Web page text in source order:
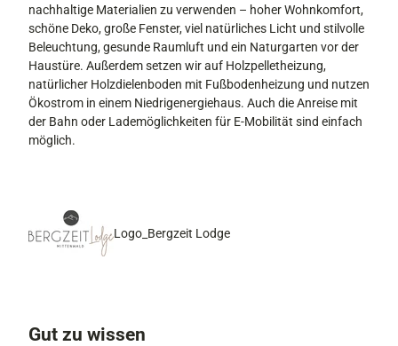
nachhaltige Materialien zu verwenden – hoher Wohnkomfort,
schöne Deko, große Fenster, viel natürliches Licht und stilvolle
Beleuchtung, gesunde Raumluft und ein Naturgarten vor der
Haustüre. Außerdem setzen wir auf Holzpelletheizung,
natürlicher Holzdielenboden mit Fußbodenheizung und nutzen
Ökostrom in einem Niedrigenergiehaus. Auch die Anreise mit
der Bahn oder Lademöglichkeiten für E-Mobilität sind einfach
möglich.
Logo_Bergzeit Lodge
Gut zu wissen